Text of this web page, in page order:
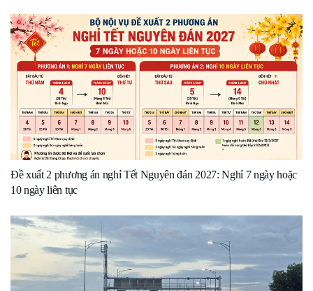
Đề xuất 2 phương án nghỉ Tết Nguyên đán 2027: Nghỉ 7 ngày hoặc
10 ngày liên tục